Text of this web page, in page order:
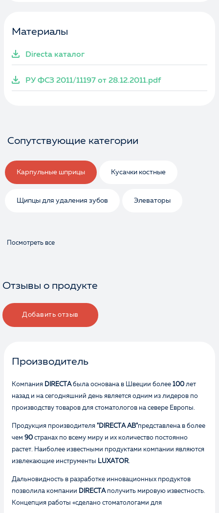
Материалы
Directa каталог
РУ ФСЗ 2011/11197 от 28.12.2011.pdf
Сопутствующие категории
Карпульные шприцы Кусачки костные
Щипцы для удаления зубов Элеваторы
Посмотреть все
Отзывы о продукте
Добавить отзыв
Производитель
Компания DIRECTAбыла основана в Швеции более 100 лет
назад и на сегодняшний день является одним из лидеров по
производству товаров для стоматологов на севере Европы.
Продукция производителя "DIRECTA AB"представлена в более
чем 90 странах по всему миру и их количество постоянно
растет. Наиболее известными продуктами компании являются
извлекающие инструменты LUXATOR.
Дальновидность в разработке инновационных продуктов
позволила компании DIRECTAполучить мировую известность.
Концепция работы «сделано стоматологами для